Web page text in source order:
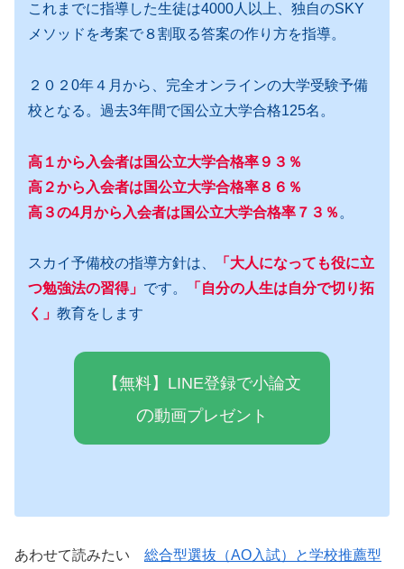
これまでに指導した生徒は4000人以上、独自のSKY
メソッドを考案で８割取る答案の作り方を指導。
２０２0年４月から、完全オンラインの大学受験予備
校となる。過去3年間で国公立大学合格125名。
高１から入会者は国公立大学合格率９３％
高２から入会者は国公立大学合格率８６％
高３の4月から入会者は国公立大学合格率７３％ 。
スカイ予備校の指導方針は、
「大人になっても役に立
つ勉強法の習得」 です。
「自分の人生は自分で切り拓
く」 教育をします
【無料】LINE登録で小論文
の動画プレゼン ト
あわせて読みたい 総合型選抜（AO入試）と学校推薦型